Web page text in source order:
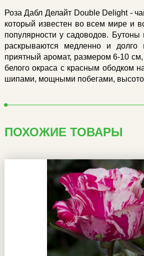
Роза Дабл Делайт Double Delight -
который известен во всем мире и
популярности у садоводов.
раскрываются медленно и долго
приятный аромат, размером 6-10
белого окраса с красным ободком
шипами, мощными побегами,
ПОХОЖИЕ ТОВАРЫ